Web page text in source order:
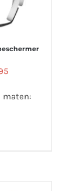
Huidige
is:
maten: